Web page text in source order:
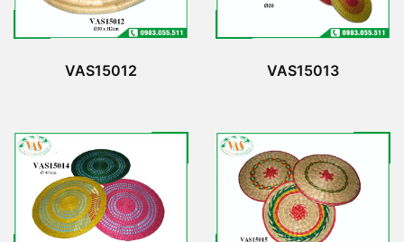
VAS15012 VAS15013